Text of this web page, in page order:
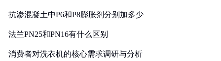
抗渗混凝土中P6和P8膨胀剂分别加多少
法兰PN25和PN16有什么区别
消费者对洗衣机的核心需求调研与分析